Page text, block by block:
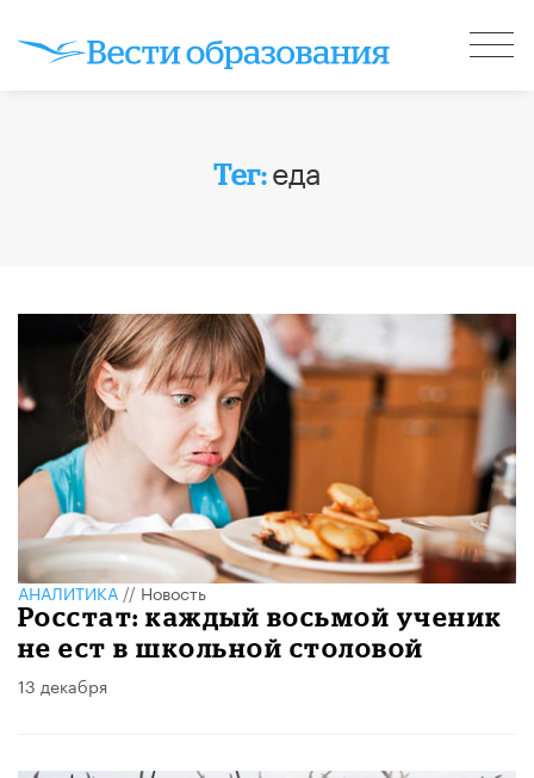
Тег:еда
АНАЛИТИКА//Новость
Росстат: каждый восьмой ученик
не ест в школьной столовой
13 декабря